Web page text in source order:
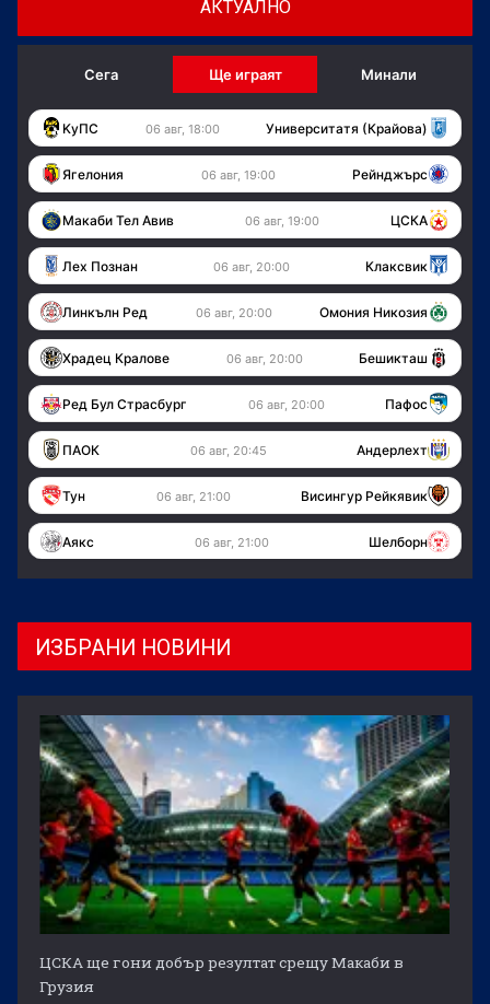
АКТУАЛНО
Сега Ще играят Минали
KуПС 06 авг, 18:00 Университатя (Крайова)
Ягелония 06 авг, 19:00 Рейнджърс
Макаби Тел Авив 06 авг, 19:00 ЦСКА
Лех Познан 06 авг, 20:00 Клаксвик
Линкълн Ред 06 авг, 20:00 Омония Никозия
Храдец Кралове 06 авг, 20:00 Бешикташ
Ред Бул Страсбург 06 авг, 20:00 Пафос
ПАОК 06 авг, 20:45 Андерлехт
Тун 06 авг, 21:00 Висингур Рейкявик
Аякс 06 авг, 21:00 Шелборн
ИЗБРАНИ НОВИНИ
ЦСКА ще гони добър резултат срещу Макаби в
Грузия